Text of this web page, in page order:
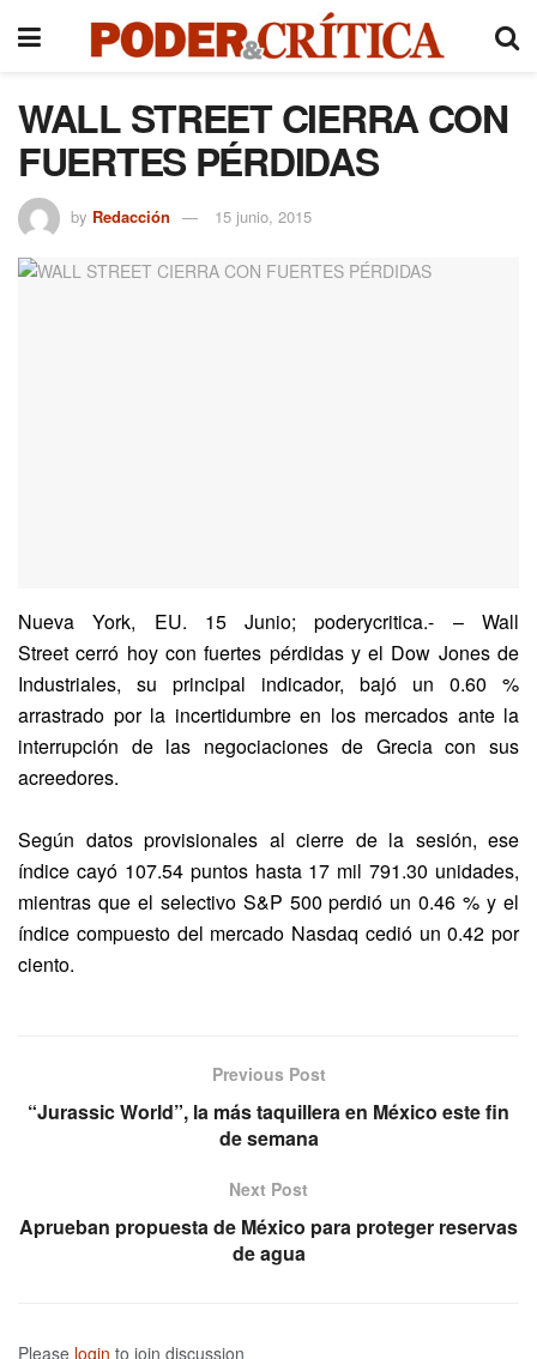
WALL STREET CIERRA CON
FUERTES PÉRDIDAS
by Redacción 15 junio, 2015
Nueva York, EU. 15 Junio; poderycritica.- – Wall
Street cerró hoy con fuertes pérdidas y el Dow Jones de
Industriales, su principal indicador, bajó un 0.60 %
arrastrado por la incertidumbre en los mercados ante la
interrupción de las negociaciones de Grecia con sus
acreedores.
Según datos provisionales al cierre de la sesión, ese
índice cayó 107.54 puntos hasta 17 mil 791.30 unidades,
mientras que el selectivo S&P 500 perdió un 0.46 % y el
índice compuesto del mercado Nasdaq cedió un 0.42 por
ciento.
Previous Post
“Jurassic World”, la más taquillera en México este fin
de semana
Next Post
Aprueban propuesta de México para proteger reservas
de agua
Please login to join discussion